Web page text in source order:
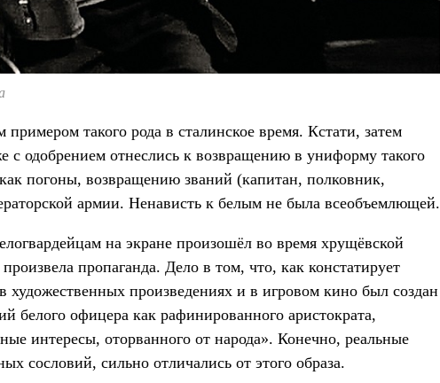
такого рода в сталинское время. Кстати, затем
с одобрением отнеслись к возвращению в униформу такого
как погоны, возвращению званий (капитан, полковник,
армии. Ненависть к белым не была всеобъемлющей.
на экране произошёл во время хрущёвской
пропаганда. Дело в том, что, как констатирует
произведениях и в игровом кино был создан
белого офицера как рафинированного аристократа,
интересы, оторванного от народа». Конечно, реальные
сословий, сильно отличались от этого образа.